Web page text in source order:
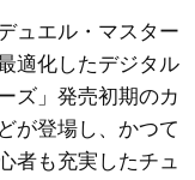
ュエル・マスター
適化したデジタル
ズ」発売初期のカ
が登場し、かつて
者も充実したチュ